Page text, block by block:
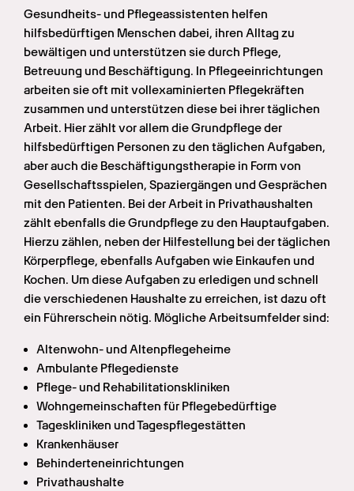
Gesundheits- und Pflegeassistenten helfen
hilfsbedürftigen Menschen dabei, ihren Alltag zu
bewältigen und unterstützen sie durch Pflege,
Betreuung und Beschäftigung. In Pflegeeinrichtungen
arbeiten sie oft mit vollexaminierten Pflegekräften
zusammen und unterstützen diese bei ihrer täglichen
Arbeit. Hier zählt vor allem die Grundpflege der
hilfsbedürftigen Personen zu den täglichen Aufgaben,
aber auch die Beschäftigungstherapie in Form von
Gesellschaftsspielen, Spaziergängen und Gesprächen
mit den Patienten. Bei der Arbeit in Privathaushalten
zählt ebenfalls die Grundpflege zu den Hauptaufgaben.
Hierzu zählen, neben der Hilfestellung bei der täglichen
Körperpflege, ebenfalls Aufgaben wie Einkaufen und
Kochen. Um diese Aufgaben zu erledigen und schnell
die verschiedenen Haushalte zu erreichen, ist dazu oft
ein Führerschein nötig. Mögliche Arbeitsumfelder sind:
Altenwohn- und Altenpflegeheime
Ambulante Pflegedienste
Pflege- und Rehabilitationskliniken
Wohngemeinschaften für Pflegebedürftige
Tageskliniken und Tagespflegestätten
Krankenhäuser
Behinderteneinrichtungen
Privathaushalte